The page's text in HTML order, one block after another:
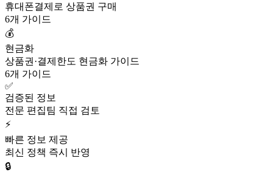
휴대폰결제로 상품권 구매
6개 가이드
💰
현금화
상품권·결제한도 현금화 가이드
6개 가이드
✅
검증된 정보
전문 편집팀 직접 검토
⚡
빠른 정보 제공
최신 정책 즉시 반영
🔒